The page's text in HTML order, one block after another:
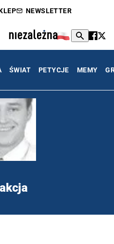
NEWSLETTER
ŚWIAT PETYCJE MEMY